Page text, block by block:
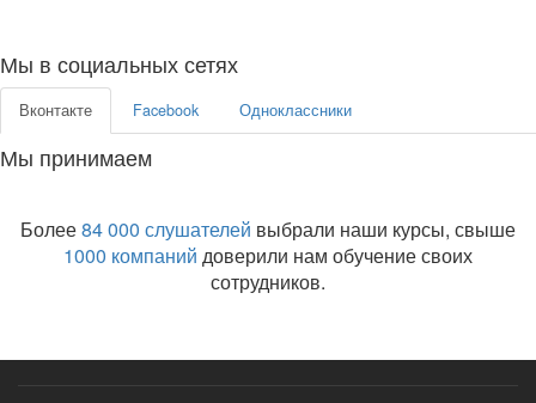
Мы в социальных сетях
Вконтакте Facebook Одноклассники
Мы принимаем
Более84 000 слушателей выбрали наши курсы, свыше
1000 компаний доверили нам обучение своих
сотрудников.